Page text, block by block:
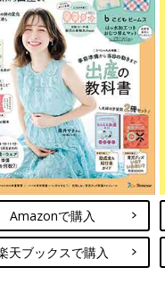
ッズ用靴下。1足110円
Amazonで購入
天ブックスで購入